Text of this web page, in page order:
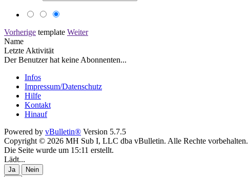
Vorherige template Weiter
Name
Letzte Aktivität
Der Benutzer hat keine Abonnenten...
Infos
Impressum/Datenschutz
Hilfe
Kontakt
Hinauf
Powered by vBulletin® Version 5.7.5
Copyright © 2026 MH Sub I, LLC dba vBulletin. Alle Rechte vorbehalten.
Die Seite wurde um 15:11 erstellt.
Lädt...
Ja
Nein